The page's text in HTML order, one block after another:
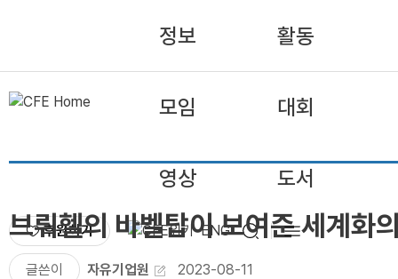
정보 활동
모임 대회
영상 도서
후원하기 ENG
브뤼헬의 바벨탑이 보여준 세계화
글쓴이 자유기업원 2023-08-11